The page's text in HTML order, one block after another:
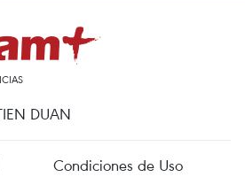
DUAN
Condiciones de Uso